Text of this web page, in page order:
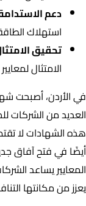
دعم
استهلاك
تحقيق
الامتثال
في الأردن، أصبحت
العديد من الشركات
هذه الشهادات لا
أيضًا في فتح آفاق
المعايير يساعد
يعزز من مكانتها